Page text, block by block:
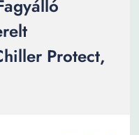
Protect,